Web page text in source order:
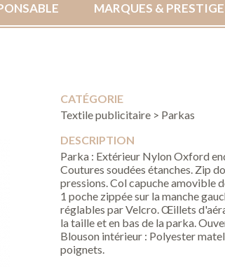
MARQUES & PRESTIGE
CATÉGORIE
Textile publicitaire > Parkas
DESCRIPTION
Parka : Extérieur Nylon Oxford
Coutures soudées étanches. Zip
pressions. Col capuche amovible
1 poche zippée sur la manche
réglables par Velcro. Œillets
la taille et en bas de la parka.
Blouson intérieur : Polyester
poignets.